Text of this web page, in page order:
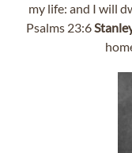
my life: and I will
Psalms 23:6